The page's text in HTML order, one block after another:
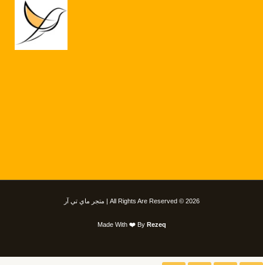
All Rights Are Reserved © 2026 | متجر ماي تي آر
Made With ❤️ ByRezeq